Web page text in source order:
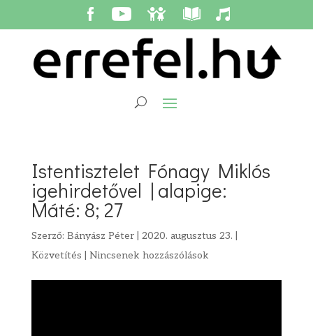
Istentisztelet Fónagy Miklós
igehirdetővel | alapige:
Máté: 8; 27
Szerző: Bányász Péter| 2020. augusztus 23.
Közvetítés
Nincsenek hozzászólások